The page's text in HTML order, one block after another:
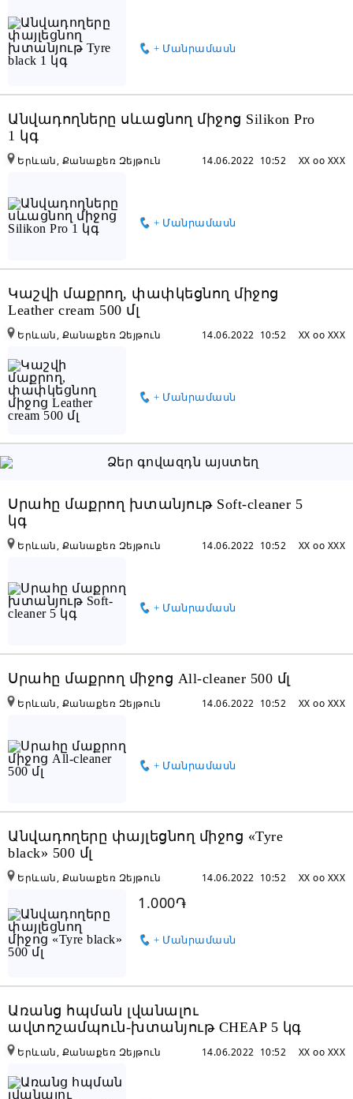
+ Մանրամասն
Անվադողները սևացնող միջոց Silikon Pro
1 կգ
+ Մանրամասն
XX oo XXX
14.06.2022 10:52
Երևան, Քանաքեռ Զեյթուն
Կաշվի մաքրող, փափկեցնող միջոց
Leather cream 500 մլ
+ Մանրամասն
XX oo XXX
14.06.2022 10:52
Երևան, Քանաքեռ Զեյթուն
Սրահը մաքրող խտանյութ Soft-cleaner 5
կգ
+ Մանրամասն
XX oo XXX
14.06.2022 10:52
Երևան, Քանաքեռ Զեյթուն
Սրահը մաքրող միջոց All-cleaner 500 մլ
+ Մանրամասն
XX oo XXX
14.06.2022 10:52
Երևան, Քանաքեռ Զեյթուն
Անվադողերը փայլեցնող միջոց «Tyre
black» 500 մլ
1.000֏
+ Մանրամասն
XX oo XXX
14.06.2022 10:52
Երևան, Քանաքեռ Զեյթուն
Առանց հպման լվանալու
ավտոշամպուն-խտանյութ CHEAP 5 կգ
XX oo XXX
14.06.2022 10:52
Երևան, Քանաքեռ Զեյթուն